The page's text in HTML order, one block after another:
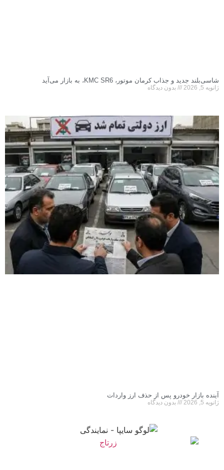
شاسی‌بلند جدید و جذاب کرمان موتور، KMC SR6، به بازار می‌آید
ژانویه 5, 2026 بدون دیدگاه
آینده بازار خودرو پس از حذف ارز واردات
ژانویه 5, 2026 بدون دیدگاه